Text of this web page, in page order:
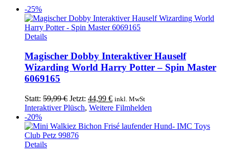
-25%
Details
Magischer Dobby Interaktiver Hauself
Wizarding World Harry Potter – Spin Master
6069165
Statt: 59,99€ Ursprünglicher
Preis
59,99 €
Jetzt: 44,99 €Aktueller
Preis
44,99 €.
inkl. MwSt
Interaktiver Plüsch, Weitere Filmhelden
-20%
Details